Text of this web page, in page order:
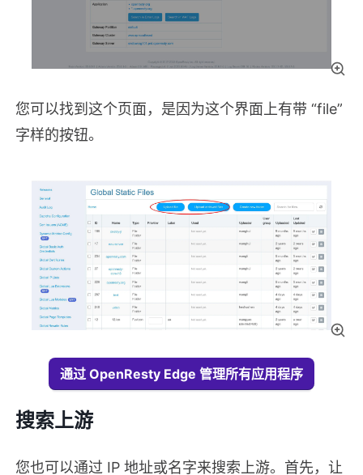
您可以找到这个页面，是因为这个界面上有带 “file”
字样的按钮。
通过 OpenResty Edge 管理所有应用程序
搜索上游
您也可以通过 IP 地址或名字来搜索上游。首先，让